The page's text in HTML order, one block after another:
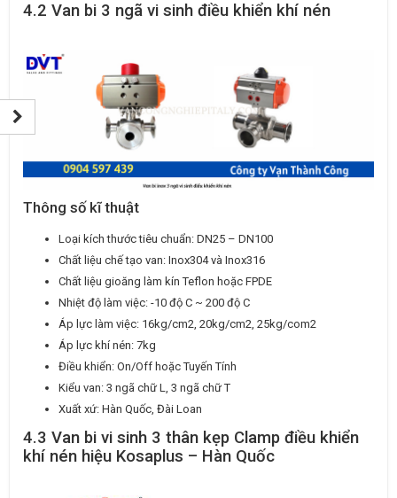
4.2 Van bi 3 ngã vi sinh điều khiển khí nén
Thông số kĩ thuật
Loại kích thước tiêu chuẩn: DN25 – DN100
Chất liệu chế tạo van: Inox304 và Inox316
Chất liệu gioăng làm kín Teflon hoặc FPDE
Nhiệt độ làm việc: -10 độ C ~ 200 độ C
Áp lực làm việc: 16kg/cm2, 20kg/cm2, 25kg/com2
Áp lực khí nén: 7kg
Điều khiển: On/Off hoặc Tuyến Tính
Kiểu van: 3 ngã chữ L, 3 ngã chữ T
Xuất xứ: Hàn Quốc, Đài Loan
4.3 Van bi vi sinh 3 thân kẹp Clamp điều khiển
khí nén hiệu Kosaplus – Hàn Quốc